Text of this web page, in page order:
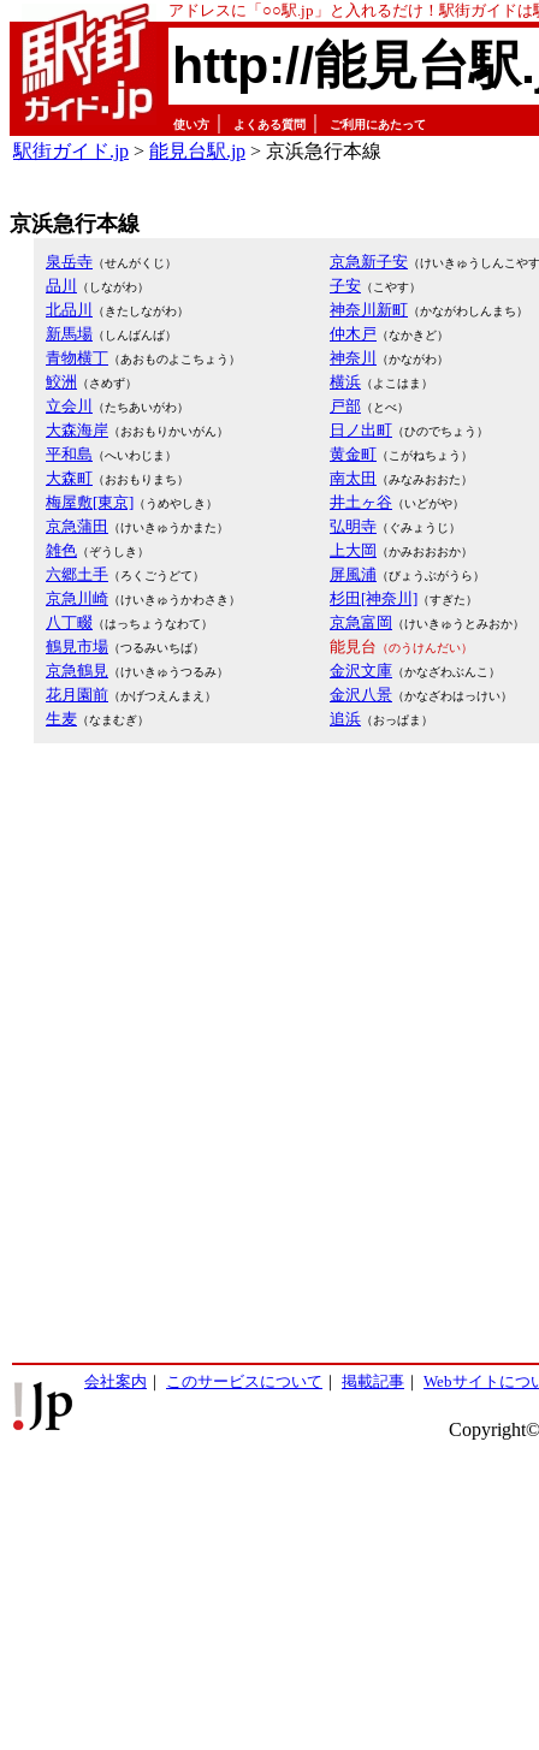
アドレスに「○○駅.jp」と入れるだけ！駅街ガイド
http://能見台駅
使い方 よくある質問 ご利用にあたって
駅街ガイド.jp > 能見台駅.jp > 京浜急行本線
京浜急行本線
泉岳寺 （せんがくじ）
品川 （しながわ）
北品川 （きたしながわ）
新馬場 （しんばんば）
青物横丁 （あおものよこちょう）
鮫洲 （さめず）
立会川 （たちあいがわ）
大森海岸 （おおもりかいがん）
平和島 （へいわじま）
大森町 （おおもりまち）
梅屋敷[東京] （うめやしき）
京急蒲田 （けいきゅうかまた）
雑色 （ぞうしき）
六郷土手 （ろくごうどて）
京急川崎 （けいきゅうかわさき）
八丁畷 （はっちょうなわて）
鶴見市場 （つるみいちば）
京急鶴見 （けいきゅうつるみ）
花月園前 （かげつえんまえ）
生麦 （なまむぎ）
京急新子安 （けいきゅうしんこや
子安 （こやす）
神奈川新町 （かながわしんまち）
仲木戸 （なかきど）
神奈川 （かながわ）
横浜 （よこはま）
戸部 （とべ）
日ノ出町 （ひのでちょう）
黄金町 （こがねちょう）
南太田 （みなみおおた）
井土ヶ谷 （いどがや）
弘明寺 （ぐみょうじ）
上大岡 （かみおおおか）
屏風浦 （びょうぶがうら）
杉田[神奈川] （すぎた）
京急富岡 （けいきゅうとみおか）
能見台 （のうけんだい）
金沢文庫 （かなざわぶんこ）
金沢八景 （かなざわはっけい）
追浜 （おっぱま）
会社案内 ｜ このサービスについて ｜ 掲載記事 ｜ Webサイトにつ